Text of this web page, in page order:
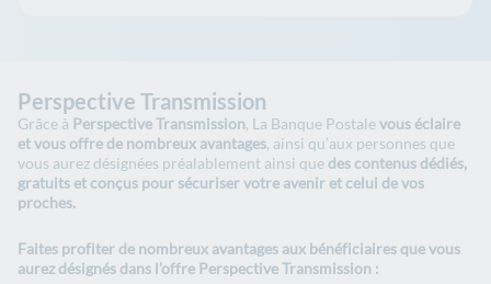
Perspective Transmission
Grâce à Perspective Transmission, La Banque Postalevous éclaire
et vous offre de nombreux avantages, ainsi qu’aux personnes que
vous aurez désignées préalablement ainsi quedes contenus dédiés,
gratuits et conçus pour sécuriser votre avenir et celui de vos
proches.
Faites profiter de nombreux avantages aux bénéficiaires que vous
aurez désignés dans l’offre Perspective Transmission :